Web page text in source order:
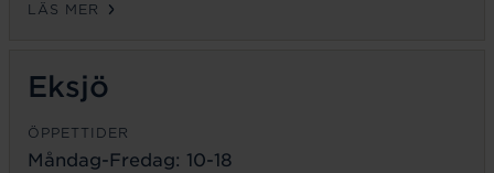
LÄS MER
Eksjö
ÖPPETTIDER
Måndag-Fredag: 10-18